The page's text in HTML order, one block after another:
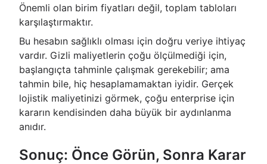
Önemli olan birim fiyatları değil, toplam tabloları
karşılaştırmaktır.
Bu hesabın sağlıklı olması için doğru veriye ihtiyaç
vardır. Gizli maliyetlerin çoğu ölçülmediği için,
başlangıçta tahminle çalışmak gerekebilir; ama
tahmin bile, hiç hesaplamamaktan iyidir. Gerçek
lojistik maliyetinizi görmek, çoğu enterprise için
kararın kendisinden daha büyük bir aydınlanma
anıdır.
Sonuç: Önce Görün, Sonra Karar